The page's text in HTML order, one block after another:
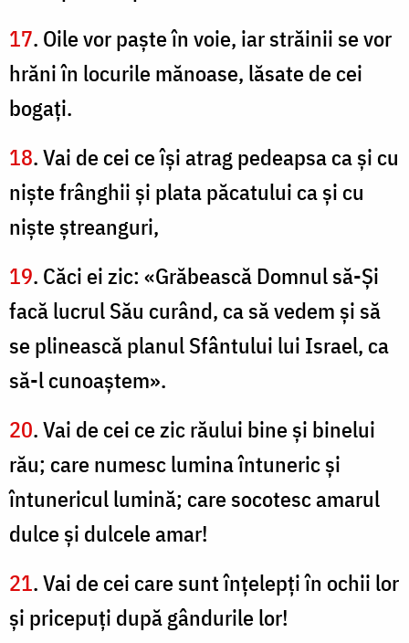
17. Oile vor paşte în voie, iar străinii se vor
hrăni în locurile mănoase, lăsate de cei
bogaţi.
18. Vai de cei ce îşi atrag pedeapsa ca şi cu
nişte frânghii şi plata păcatului ca şi cu
nişte ştreanguri,
19. Căci ei zic: «Grăbească Domnul să-Şi
facă lucrul Său curând, ca să vedem şi să
se plinească planul Sfântului lui Israel, ca
să-l cunoaştem».
20. Vai de cei ce zic răului bine şi binelui
rău; care numesc lumina întuneric şi
întunericul lumină; care socotesc amarul
dulce şi dulcele amar!
21. Vai de cei care sunt înţelepţi în ochii lor
şi pricepuţi după gândurile lor!